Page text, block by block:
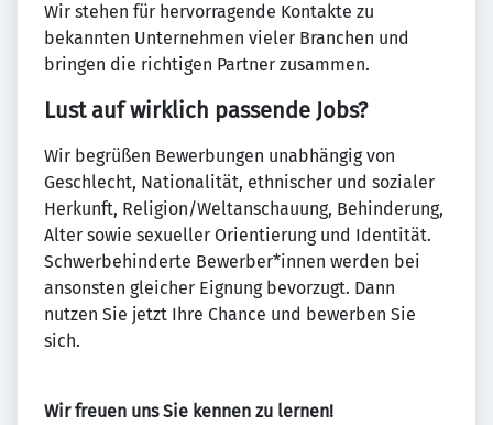
Wir stehen für hervorragende Kontakte zu
bekannten Unternehmen vieler Branchen und
bringen die richtigen Partner zusammen.
Lust auf wirklich passende Jobs?
Wir begrüßen Bewerbungen unabhängig von
Geschlecht, Nationalität, ethnischer und sozialer
Herkunft, Religion/Weltanschauung, Behinderung,
Alter sowie sexueller Orientierung und Identität.
Schwerbehinderte Bewerber*innen werden bei
ansonsten gleicher Eignung bevorzugt. Dann
nutzen Sie jetzt Ihre Chance und bewerben Sie
sich.
Wir freuen uns Sie kennen zu lernen!